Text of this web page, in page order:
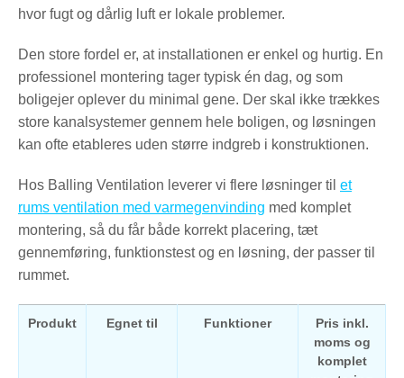
hvor fugt og dårlig luft er lokale problemer.
Den store fordel er, at installationen er enkel og hurtig. En
professionel montering tager typisk én dag, og som
boligejer oplever du minimal gene. Der skal ikke trækkes
store kanalsystemer gennem hele boligen, og løsningen
kan ofte etableres uden større indgreb i konstruktionen.
Hos Balling Ventilation leverer vi flere løsninger til et
rums ventilation med varmegenvinding med komplet
montering, så du får både korrekt placering, tæt
gennemføring, funktionstest og en løsning, der passer til
rummet.
Produkt Egnet til Funktioner
Pris inkl.
moms og
komplet